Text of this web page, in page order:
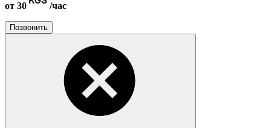
от 30 /час
Позвонить